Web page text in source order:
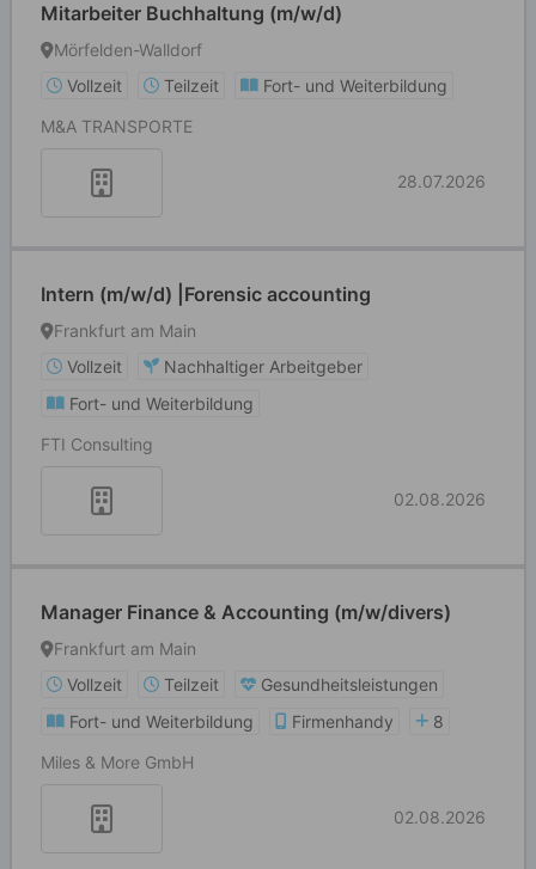
Mitarbeiter Buchhaltung (m/w/d)
Mörfelden-Walldorf
Vollzeit
Teilzeit
Fort- und Weiterbildung
M&A TRANSPORTE
28.07.2026
Intern (m/w/d) |Forensic accounting
Frankfurt am Main
Vollzeit
Nachhaltiger Arbeitgeber
Fort- und Weiterbildung
FTI Consulting
02.08.2026
Manager Finance & Accounting (m/w/divers)
Frankfurt am Main
Vollzeit
Teilzeit
Gesundheitsleistungen
Fort- und Weiterbildung
Firmenhandy
8
Miles & More GmbH
02.08.2026